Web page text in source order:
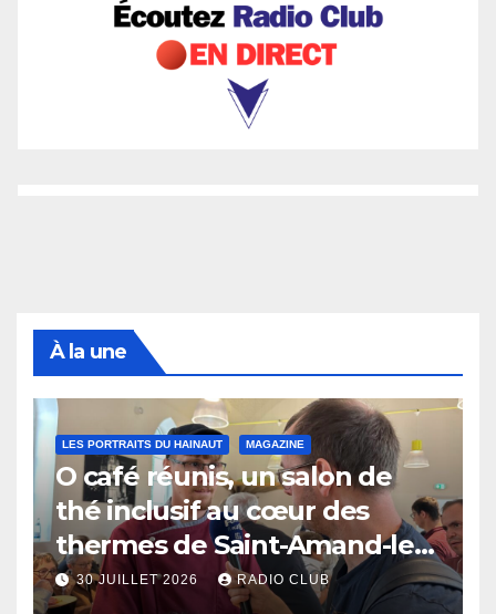
À la une
LES PORTRAITS DU HAINAUT MAGAZINE
O café réunis, un salon de
thé inclusif au cœur des
thermes de Saint-Amand-les-
Eaux
30 JUILLET 2026 RADIO CLUB